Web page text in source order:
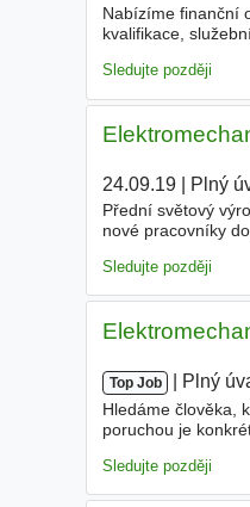
Nabízíme finanční
kvalifikace,
Sledujte později
24.09.19| Plný
Přední světový
nové pracovníky
Sledujte později
Top Job Plný
Hledáme člověka,
poruchou je
Sledujte později